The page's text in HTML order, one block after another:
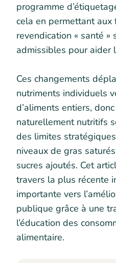
programme
cela en permettant aux
revendication « santé »
admissibles pour aider
Ces changements
nutriments individuels
d’aliments entiers,
naturellement nutritifs
des limites
niveaux de gras
sucres ajoutés. Cet
travers la plus récente
importante vers
publique grâce à une
l’éducation des
alimentaire.